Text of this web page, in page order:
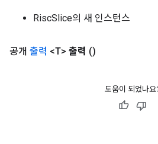
RiscSlice의 새 인스턴스
공개 출력 <T> 출력 ()
도움이 되었나요